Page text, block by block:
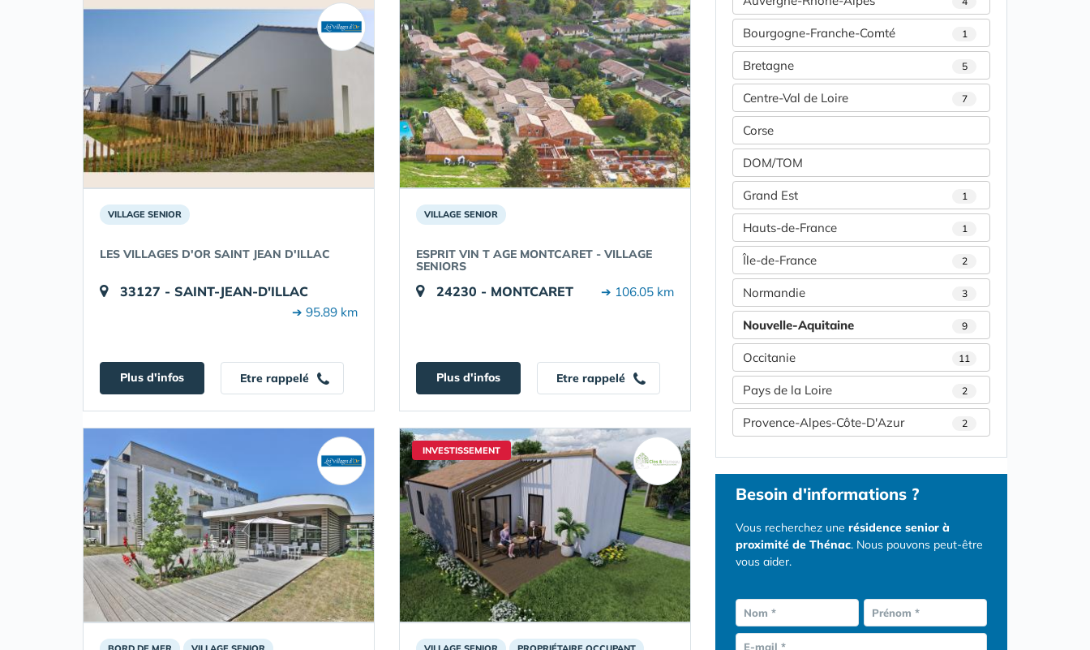
VILLAGE SENIOR
LES VILLAGES D'OR SAINT JEAN D'ILLAC
33127 - SAINT-JEAN-D'ILLAC
➔ 95.89 km
Plus d'infos Etre rappelé
VILLAGE SENIOR
ESPRIT VIN T AGE MONTCARET - VILLAGE
SENIORS
24230 - MONTCARET ➔ 106.05 km
Plus d'infos Etre rappelé
INVESTISSEMENT
Bourgogne-Franche-Comté 1
Bretagne 5
Centre-Val de Loire 7
Corse
DOM/TOM
Grand Est 1
Hauts-de-France 1
Île-de-France 2
Normandie 3
Nouvelle-Aquitaine 9
Occitanie 11
Pays de la Loire 2
Provence-Alpes-Côte-D'Azur 2
Besoin d'informations ?
Vous recherchez une résidence senior à
proximité de Thénac. Nous pouvons peut-être
vous aider.
Nom * Prénom *
E-mail *